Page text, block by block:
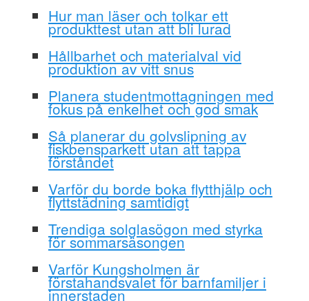
Hur man läser och tolkar ett
produkttest utan att bli lurad
Hållbarhet och materialval vid
produktion av vitt snus
Planera studentmottagningen med
fokus på enkelhet och god smak
Så planerar du golvslipning av
fiskbensparkett utan att tappa
förståndet
Varför du borde boka flytthjälp och
flyttstädning samtidigt
Trendiga solglasögon med styrka
för sommarsäsongen
Varför Kungsholmen är
förstahandsvalet för barnfamiljer i
innerstaden